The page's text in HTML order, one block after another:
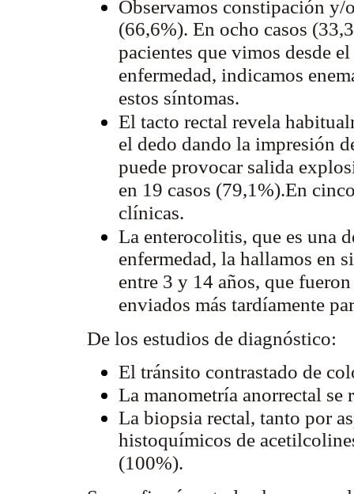
Observamos constipación y/
(66,6%). En ocho casos
pacientes que vimos desde
enfermedad, indicamos
estos síntomas.
El tacto rectal revela
el dedo dando la impresión
puede provocar salida
en 19 casos (79,1%).En
clínicas.
La enterocolitis, que es una
enfermedad, la hallamos en
entre 3 y 14 años, que
enviados más tardíamente
De los estudios de diagnóstico:
El tránsito contrastado de
La manometría anorrectal se
La biopsia rectal, tanto por
histoquímicos de
(100%).